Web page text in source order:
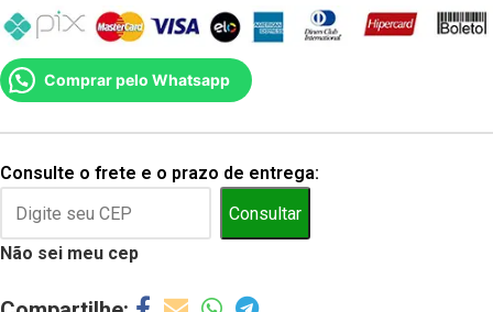
Comprar pelo Whatsapp
Consulte o frete e o prazo de entrega:
Consultar
Não sei meu cep